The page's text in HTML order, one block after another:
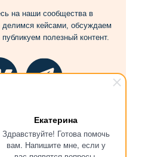
Екатерина
Здравствуйте! Готова помочь
вам. Напишите мне, если у
на наши сообщества в
делимся кейсами, обсуждаем
полезный контент.